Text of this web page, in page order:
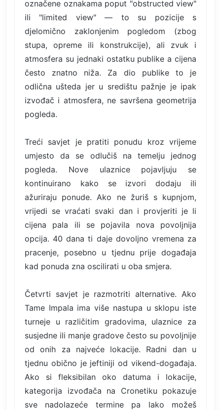
označene oznakama poput "obstructed view"
ili "limited view" — to su pozicije s
djelomično zaklonjenim pogledom (zbog
stupa, opreme ili konstrukcije), ali zvuk i
atmosfera su jednaki ostatku publike a cijena
često znatno niža. Za dio publike to je
odlična ušteda jer u središtu pažnje je ipak
izvođač i atmosfera, ne savršena geometrija
pogleda.
Treći savjet je pratiti ponudu kroz vrijeme
umjesto da se odlučiš na temelju jednog
pogleda. Nove ulaznice pojavljuju se
kontinuirano kako se izvori dodaju ili
ažuriraju ponude. Ako ne žuriš s kupnjom,
vrijedi se vraćati svaki dan i provjeriti je li
cijena pala ili se pojavila nova povoljnija
opcija. 40 dana ti daje dovoljno vremena za
pracenje, posebno u tjednu prije događaja
kad ponuda zna oscilirati u oba smjera.
Četvrti savjet je razmotriti alternative. Ako
Tame Impala ima više nastupa u sklopu iste
turneje u različitim gradovima, ulaznice za
susjedne ili manje gradove često su povoljnije
od onih za najveće lokacije. Radni dan u
tjednu obično je jeftiniji od vikend-događaja.
Ako si fleksibilan oko datuma i lokacije,
kategorija izvođača na Cronetiku pokazuje
sve nadolazeće termine pa lako možeš